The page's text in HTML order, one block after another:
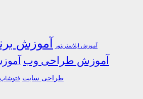
آموزش ایلاستریتور آموزش
آموزش طراحی وب
طراحی سایت فتوشاپ